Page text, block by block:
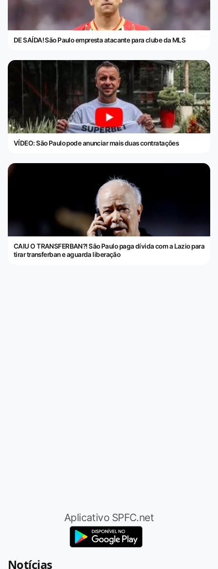
DE SAÍDA! São Paulo empresta atacante para clube da MLS
VÍDEO: São Paulo pode anunciar mais duas contratações
CAIU O TRANSFERBAN?! São Paulo paga dívida com a Lazio para
tirar transferban e aguarda liberação
Aplicativo SPFC.net
Notícias